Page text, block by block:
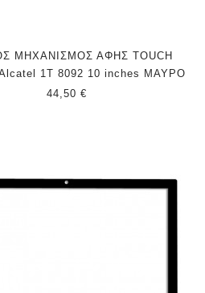
ΜΗΧΑΝΙΣΜΟΣ ΑΦΗΣ TOUCH
1T 8092 10 inches ΜΑΥΡΟ
44,50 €